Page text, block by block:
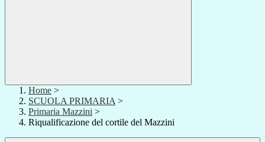
Home >
SCUOLA PRIMARIA >
Primaria Mazzini >
Riqualificazione del cortile del Mazzini